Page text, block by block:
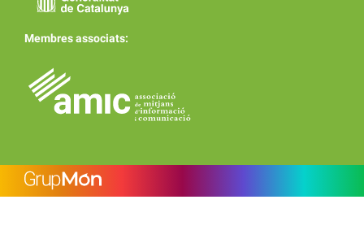
Membres associats: